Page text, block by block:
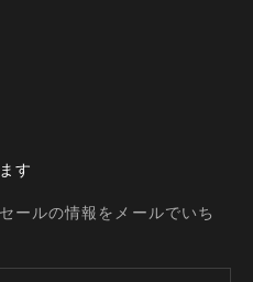
す
ールの情報をメールでいち